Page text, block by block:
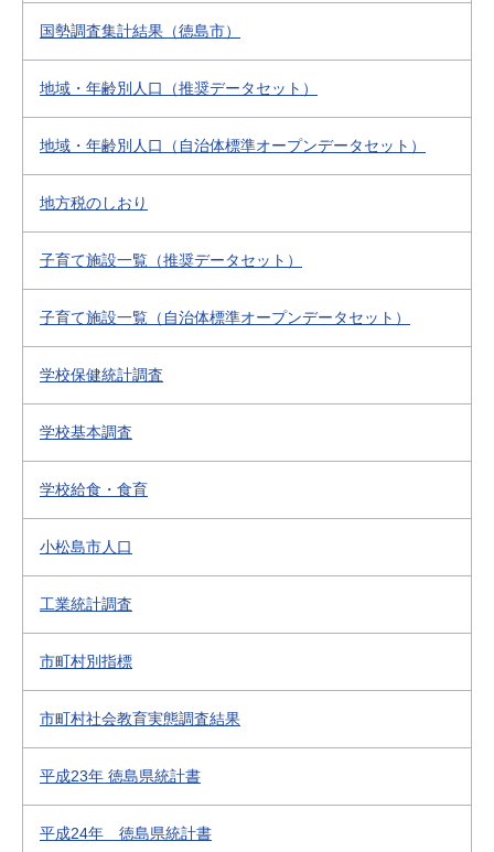
国勢調査集計結果（徳島市）
地域・年齢別人口（推奨データセット）
地域・年齢別人口（自治体標準オープンデータセット）
地方税のしおり
子育て施設一覧（推奨データセット）
子育て施設一覧（自治体標準オープンデータセット）
学校保健統計調査
学校基本調査
学校給食・食育
小松島市人口
工業統計調査
市町村別指標
市町村社会教育実態調査結果
平成23年 徳島県統計書
平成24年 徳島県統計書